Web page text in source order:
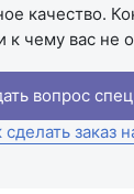
качество.
к чему вас не
вопрос
сделать заказ